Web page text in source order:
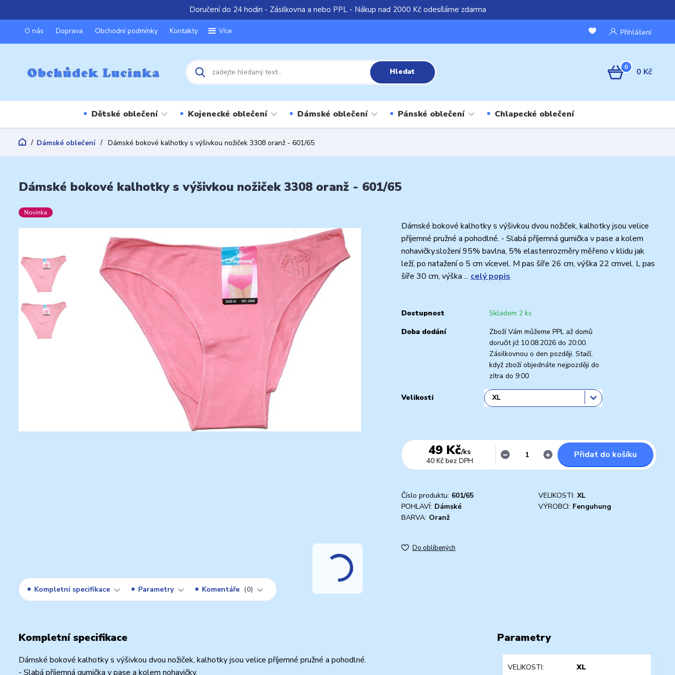
Doručení do 24 hodin - Zásilkovna a nebo PPL - Nákup nad 2000 Kč odesíláme zdarma
O nás Doprava Obchodní podmínky Kontakty Více Přihlášení
Hledat 0 0 Kč
Dětské oblečení Kojenecké oblečení Dámské oblečení Pánské oblečení Chlapecké oblečení
Dámské oblečení Dámské bokové kalhotky s výšivkou nožiček 3308 oranž - 601/65
Dámské bokové kalhotky s výšivkou nožiček 3308 oranž - 601/65
Novinka
Dámské bokové kalhotky s výšivkou dvou nožiček, kalhotky jsou velice
příjemné pružné a pohodlné. - Slabá příjemná gumička v pase a kolem
nohavičky.složení 95% bavlna, 5% elastenrozměry měřeno v klidu jak
leží, po natažení o 5 cm vícevel. M pas šíře 26 cm, výška 22 cmvel. L pas
šíře 30 cm, výška ... celý popis
Dostupnost
Skladem 2 ks
Doba dodání
Zboží Vám můžeme PPL až domů
doručit již 10.08.2026 do 20:00.
Zásilkovnou o den později. Stačí,
když zboží objednáte nejpozději do
zítra do 9:00
Velikosti
49 Kč/ks
40 Kč bez DPH
Přidat do košíku
Číslo produktu: 601/65 VELIKOSTI: XL
POHLAVÍ: Dámské VÝROBCI: Fenguhung
BARVA: Oranž
Do oblíbených
Kompletní specifikace Parametry Komentáře 0
Kompletní specifikace
Dámské bokové kalhotky s výšivkou dvou nožiček, kalhotky jsou velice příjemné pružné a pohodlné.
- Slabá příjemná gumička v pase a kolem nohavičky.
Parametry
VELIKOSTI XL